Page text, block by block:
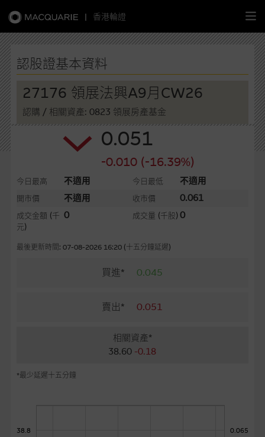
| 香港輪證
主頁
牛熊證
認股證基本資料
27176 領展法興A9月CW26
認購 / 相關資產: 0823 領展房產基金
0.051
-0.010 (-16.39%)
今日最高 不適用 今日最低 不適用
開市價 不適用 收市價 0.061
成交金額 (千
元)
0 成交量 (千股)0
最後更新時間: 07-08-2026 16:20 (十五分鐘延遲)
買進* 0.045
賣出* 0.051
相關資產*
38.60 -0.18
*最少延遲十五分鐘
0.065
38.8